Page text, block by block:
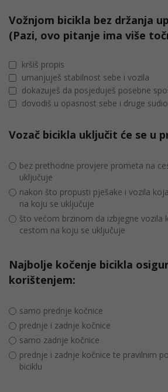
Vožnjom bicikla bez držanja
(Pazi, ovo pitanje ima više
kršiš propis
umanjuješ stabilnost sebe i vozila
dokazuješ da posjeduješ posebne
dovodiš u opasnost sebe i druge
Vozač bicikla uključit će se u
bez prethodne provjere prometa na
uključuje
nakon što propusti pješake i vozila
na koju se uključuje
što većom brzinom da izbjegne vozila
cestom na koju se uključuje
Najbolje kočenje bicikla
korištenjem:
samo prednje kočnice
prednje i zadnje kočnice
samo zadnje kočnice
prednje i zadnje kočnice te pravilnim
biciklu